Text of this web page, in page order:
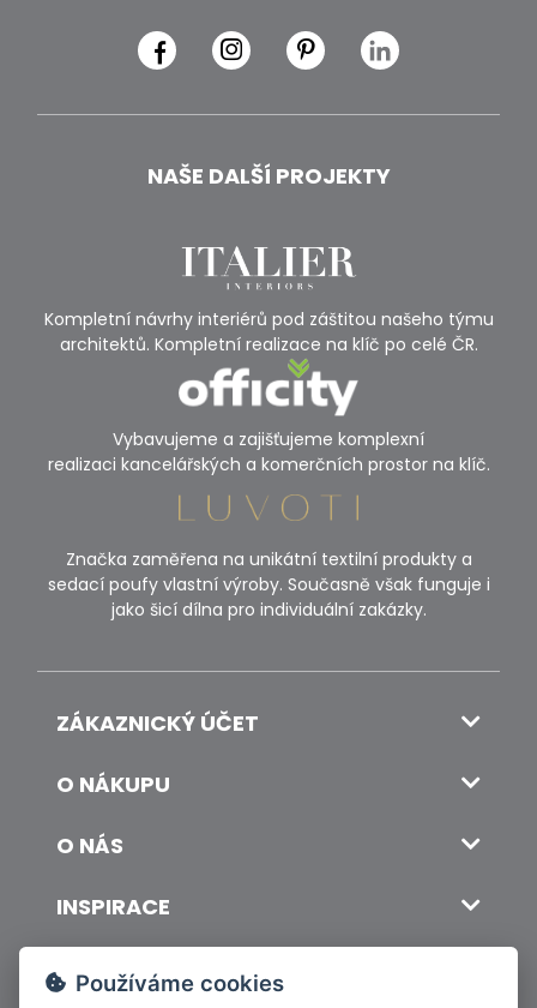
NAŠE DALŠÍ PROJEKTY
Kompletní návrhy interiérů pod záštitou našeho týmu
architektů. Kompletní realizace na klíč po celé ČR.
Vybavujeme a zajišťujeme komplexní
realizaci kancelářských a komerčních prostor na klíč.
Značka zaměřena na unikátní textilní produkty a
sedací poufy vlastní výroby. Současně však funguje i
jako šicí dílna pro individuální zakázky.
ZÁKAZNICKÝ ÚČET
O NÁKUPU
O NÁS
INSPIRACE
DOPRAVA A PLATBA
Používáme cookies